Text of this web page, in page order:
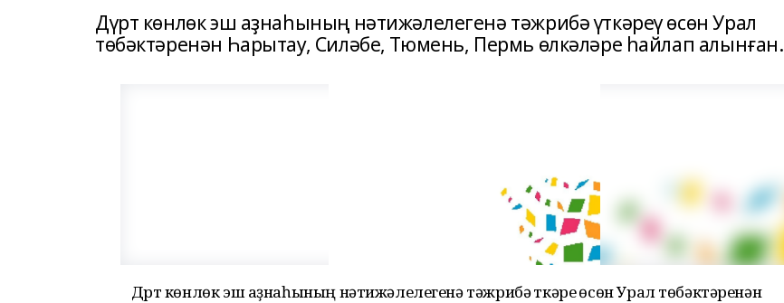
Дүрт көнлөк эш аҙнаһының нәтижәлелегенә тәжрибә үткәреү өсөн Урал
төбәктәренән Һарытау, Силәбе, Тюмень, Пермь өлкәләре һайлап алынған.
Дүрт көнлөк эш аҙнаһының нәтижәлелегенә тәжрибә үткәреү өсөн Урал төбәктәренән